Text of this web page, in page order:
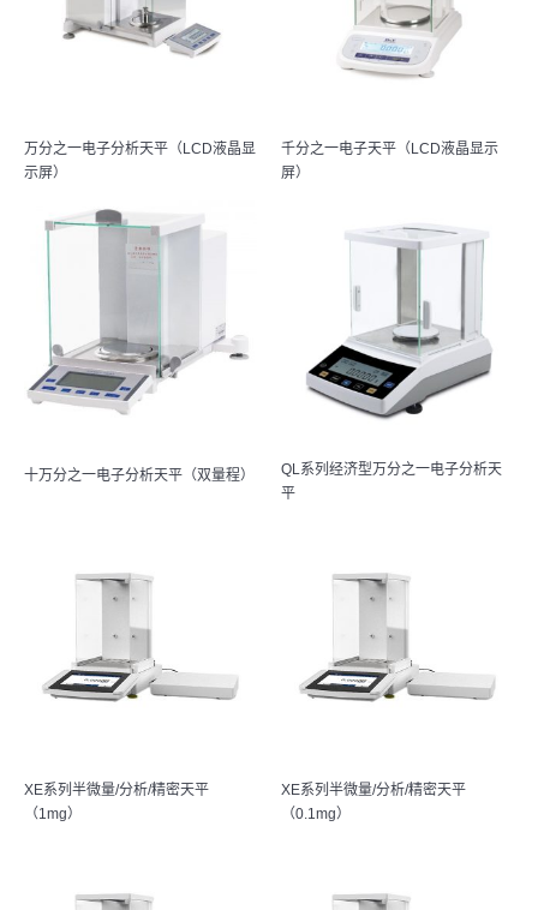
万分之一电子分析天平（LCD液晶显
示屏）
千分之一电子天平（LCD液晶显示
屏）
十万分之一电子分析天平（双量程）
QL系列经济型万分之一电子分析天
平
XE系列半微量/分析/精密天平
（1mg）
XE系列半微量/分析/精密天平
（0.1mg）